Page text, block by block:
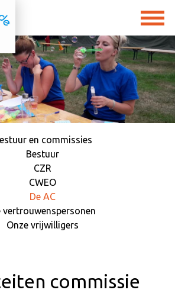
en commissies
Bestuur
CZR
CWEO
De AC
vertrouwenspersonen
Onze vrijwilligers
commissie